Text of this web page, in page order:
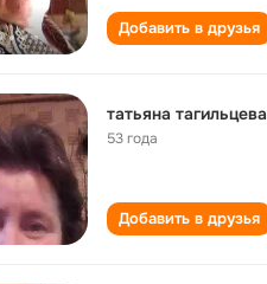
Добавить в друзья
татьяна тагильцева
53 года
Добавить в друзья